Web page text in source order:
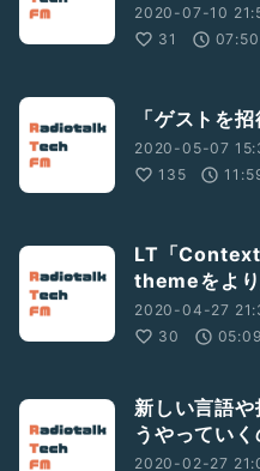
2020-07-10
31
07:50
「ゲストを
2020-05-07
135
LT「
themeをより
2020-04-27
30
05:09
新しい言語
うやってい
2020-02-27